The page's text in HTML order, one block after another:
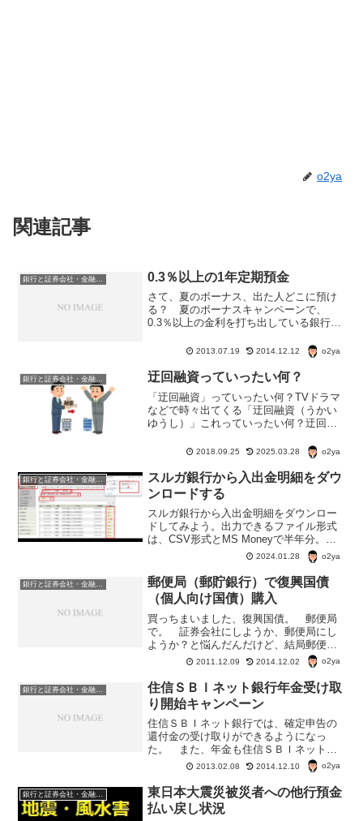
o2ya
関連記事
0.3％以上の1年定期預金
さて、夏のボーナス、出た人どこに預け
る？ 夏のボーナスキャンペーンで、
0.3％以上の金利を打ち出している銀行を
ーナス高金利定期預金静岡銀行インター
ネット支店 円貨定期預金プレミアム金
利 2013年6月...
2013.07.19 2014.12.12 o2ya
銀行と証券会社・金融商品 迂回融資っていったい何？
「迂回融資」っていったい何？TVドラマ
などで時々出てくる「迂回融資（うかい
ゆうし）」これっていったい何？迂回融
2018.09.25 2025.03.28 o2ya
銀行と証券会社・金融商品
スルガ銀行から入出金明細をダウ
ンロードする
スルガ銀行から入出金明細をダウンロー
ドしてみよう。出力できるファイル形式
は、CSV形式とMS Moneyで半年分。デ
ジタル通帳の手続きをしてれば、PDF形
式でもっと長いデータを出力できる。
CSV形式で数年分ダウンロードできると
うれしいのに。
2024.01.28 o2ya
銀行と証券会社・金融商品
郵便局（郵貯銀行）で復興国債
（個人向け国債）購入
買っちまいました、復興国債。 郵便局
で。 証券会社にしようか、郵便局にし
ようか？と悩んだんだけど、結局郵便
局。 郵便局で、国債購入のメリットは
1、国債を担保に借り入れができる（保有
国債の80％、200万円まで） ので、い
ざ、どうしてもお金が...
2011.12.09 2014.12.02 o2ya
住信ＳＢＩネット銀行年金受け取
り開始キャンペーン
住信ＳＢＩネット銀行では、確定申告の
還付金の受け取りができるようになっ
た。 また、年金も住信ＳＢＩネット銀
行で受け取ることができる。 年金の受
け取りに関しても、キャンペーンが行わ
れている。住信ＳＢＩネット銀行年金受
け取り開始キャンペーン“2...
2013.02.08 2014.12.10 o2ya
銀行と証券会社・金融商品
東日本大震災被災者への他行預金
払い戻し状況